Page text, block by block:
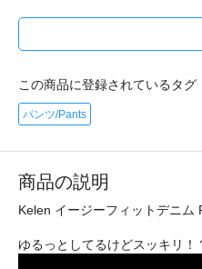
この商品に登録されているタグ
パンツ/Pants
商品の説明
Kelen イージーフィットデニム
ゆるっとしてるけどスッキリ！